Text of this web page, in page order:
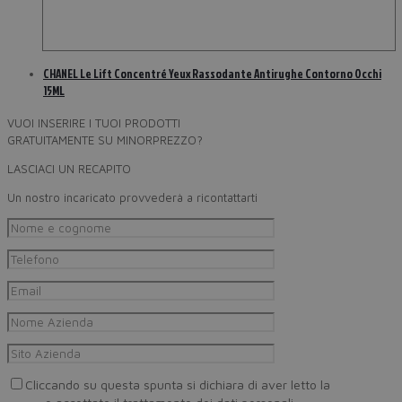
CHANEL Le Lift Concentré Yeux Rassodante Antirughe Contorno Occhi
15ML
VUOI INSERIRE I TUOI PRODOTTI
GRATUITAMENTE SU MINORPREZZO?
LASCIACI UN RECAPITO
Un nostro incaricato provvederà a ricontattarti
Cliccando su questa spunta si dichiara di aver letto la